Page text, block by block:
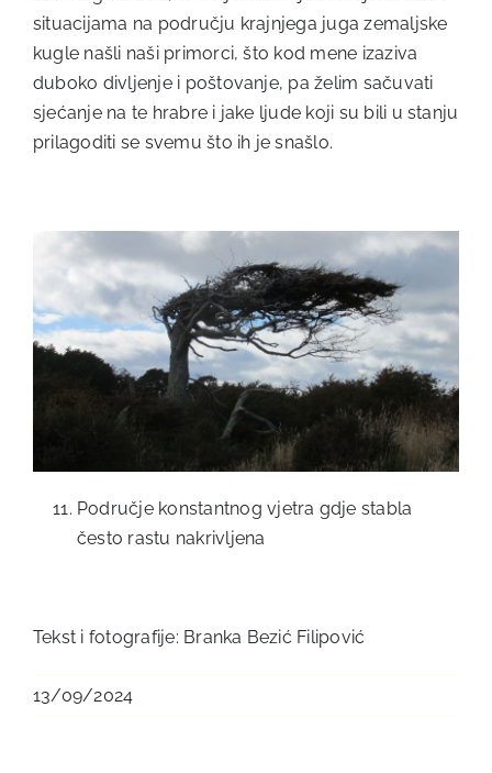
situacijama na području krajnjega juga zemaljske
kugle našli naši primorci, što kod mene izaziva
duboko divljenje i poštovanje, pa želim sačuvati
sjećanje na te hrabre i jake ljude koji su bili u stanju
prilagoditi se svemu što ih je snašlo.
Područje konstantnog vjetra gdje stabla
često rastu nakrivljena
Tekst i fotografije: Branka Bezić Filipović
13/09/2024